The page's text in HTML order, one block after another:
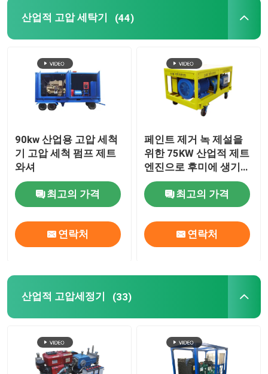
산업적 고압 세탁기 (44)
90kw 산업용 고압 세척
기 고압 세척 펌프 제트
와셔
최고의 가격
연락처
페인트 제거 녹 제설을
위한 75KW 산업적 제트
엔진으로 후미에 생기는
기류 장비 고압 세탁기
최고의 가격
연락처
산업적 고압세정기 (33)